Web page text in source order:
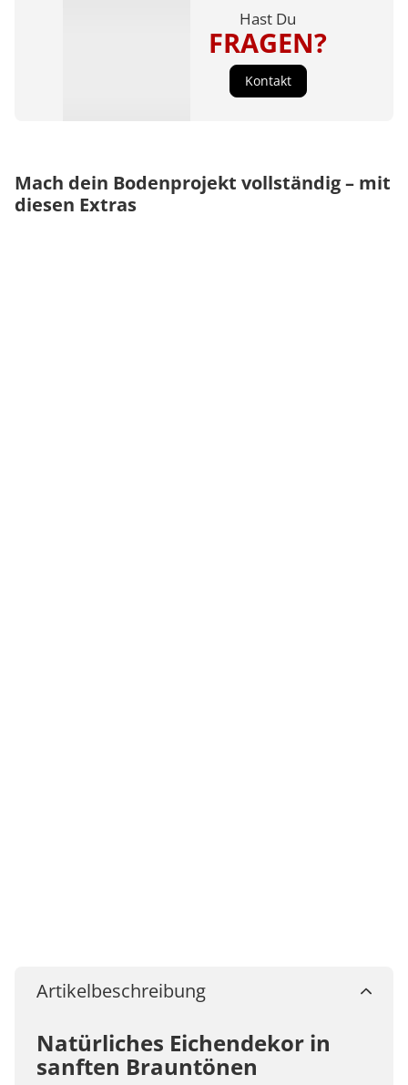
Mach dein Bodenprojekt vollständig – mit
diesen Extras
Artikelbeschreibung
Natürliches Eichendekor in
sanften Brauntönen
Hast Du
FRAGEN?
Kontakt